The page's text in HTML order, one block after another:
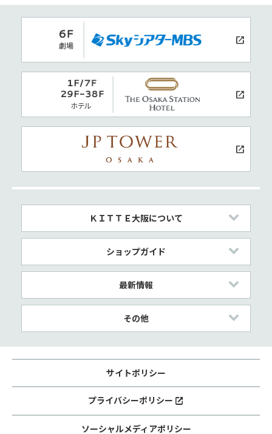
ＫＩＴＴＥ大阪について
ショップガイド
最新情報
その他
サイトポリシー
プライバシーポリシー
ソーシャルメディアポリシー